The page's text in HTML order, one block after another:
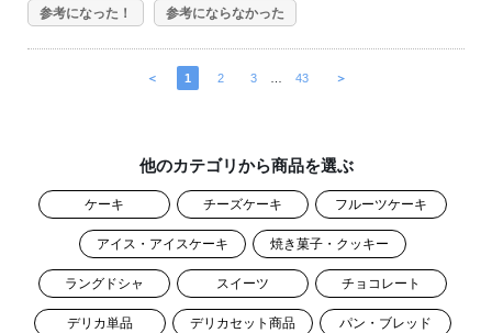
参考になった！ 参考にならなかった
＜ 1 2 3 43 ＞
他のカテゴリから商品を選ぶ
ケーキ チーズケーキ フルーツケーキ
アイス・アイスケーキ 焼き菓子・クッキー
ラングドシャ スイーツ チョコレート
デリカ単品 デリカセット商品 パン・ブレッド